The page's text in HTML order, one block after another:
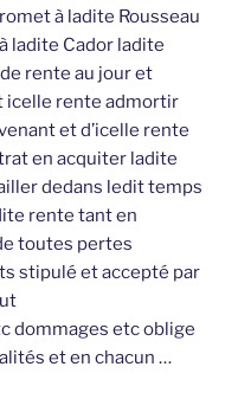
à ladite Rousseau
ladite Cador ladite
rente au jour et
icelle rente admortir
et d’icelle rente
en acquiter ladite
dedans ledit temps
rente tant en
toutes pertes
stipulé et accepté par
dommages etc oblige
et en chacun …